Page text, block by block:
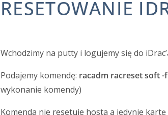
RESETOWANIE
Wchodzimy na putty i logujemy się do
Podajemy komendę: racadm racreset soft-
wykonanie komendy)
Komenda nie resetuje hosta a jedynie